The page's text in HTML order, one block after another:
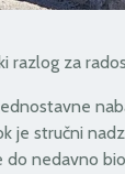
razlog za
je stručni
do nedavno